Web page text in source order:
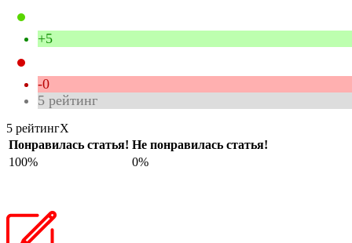
+5
-0
5 рейтинг
5 рейтингX
Понравилась статья! Не понравилась статья!
100%
0%